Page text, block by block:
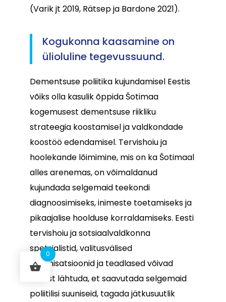
(Varik jt 2019, Rätsep ja Bardone 2021).
Kogukonna kaasamine on
ülioluline tegevussuund.
Dementsuse poliitika kujundamisel Eestis
võiks olla kasulik õppida Šotimaa
kogemusest dementsuse riikliku
strateegia koostamisel ja valdkondade
koostöö edendamisel. Tervishoiu ja
hoolekande lõimimine, mis on ka Šotimaal
alles arenemas, on võimaldanud
kujundada selgemaid teekondi
diagnoosimiseks, inimeste toetamiseks ja
pikaajalise hoolduse korraldamiseks. Eesti
tervishoiu ja sotsiaalvaldkonna
spetsialistid, valitusvälised
organisatsioonid ja teadlased võivad
sellest lähtuda, et saavutada selgemaid
poliitilisi suuniseid, tagada jätkusuutlik
0